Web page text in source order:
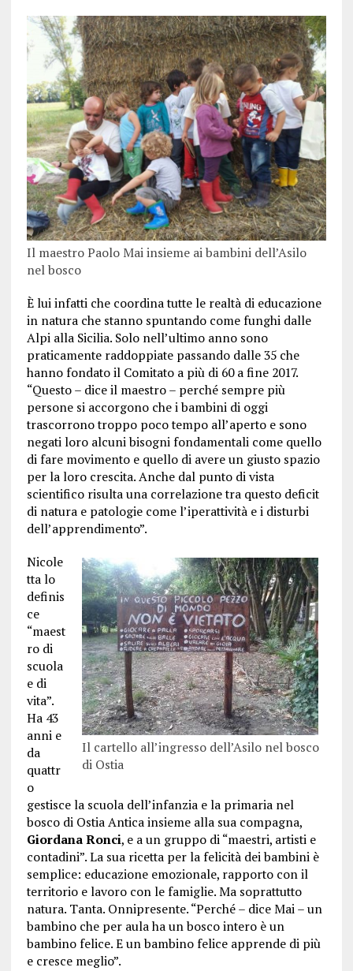
Il maestro Paolo Mai insieme ai bambini dell’Asilo
nel bosco
È lui infatti che coordina tutte le realtà di educazione
in natura che stanno spuntando come funghi dalle
Alpi alla Sicilia. Solo nell’ultimo anno sono
praticamente raddoppiate passando dalle 35 che
hanno fondato il Comitato a più di 60 a fine 2017.
“Questo – dice il maestro – perché sempre più
persone si accorgono che i bambini di oggi
trascorrono troppo poco tempo all’aperto e sono
negati loro alcuni bisogni fondamentali come quello
di fare movimento e quello di avere un giusto spazio
per la loro crescita. Anche dal punto di vista
scientifico risulta una correlazione tra questo deficit
di natura e patologie come l’iperattività e i disturbi
dell’apprendimento”.
Il cartello all’ingresso dell’Asilo nel bosco
di Ostia
Nicole
tta lo
definis
ce
“maest
ro di
scuola
e di
vita”.
Ha 43
anni e
da
quattr
o
gestisce la scuola dell’infanzia e la primaria nel
bosco di Ostia Antica insieme alla sua compagna,
Giordana Ronci, e a un gruppo di “maestri, artisti e
contadini”. La sua ricetta per la felicità dei bambini è
semplice: educazione emozionale, rapporto con il
territorio e lavoro con le famiglie. Ma soprattutto
natura. Tanta. Onnipresente. “Perché – dice Mai – un
bambino che per aula ha un bosco intero è un
bambino felice. E un bambino felice apprende di più
e cresce meglio”.